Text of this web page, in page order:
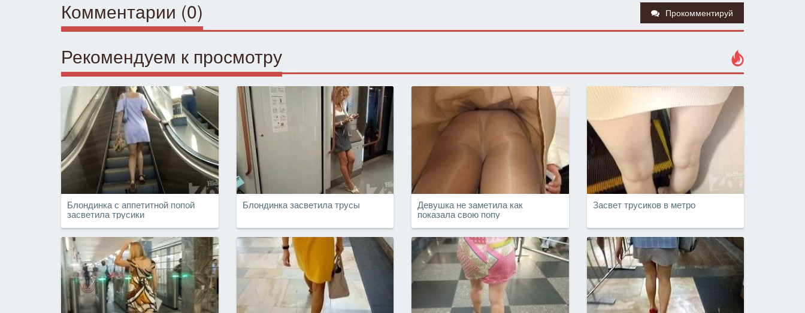
Комментарии (0) Прокомментируй
Рекомендуем к просмотру
Блондинка с аппетитной попой
засветила трусики
Блондинка засветила трусы Девушка не заметила как
показала свою попу
Засвет трусиков в метро